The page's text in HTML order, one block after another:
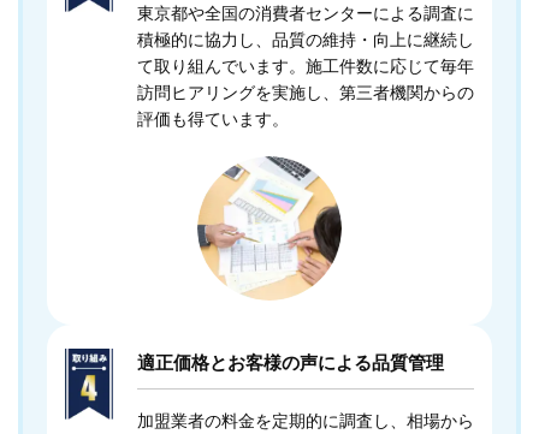
東京都や全国の消費者センターによる調査に
積極的に協力し、品質の維持・向上に継続し
て取り組んでいます。施工件数に応じて毎年
訪問ヒアリングを実施し、第三者機関からの
評価も得ています。
適正価格とお客様の声による品質管理
加盟業者の料金を定期的に調査し、相場から